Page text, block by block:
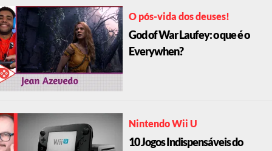
O pós-vida dos deuses!
God of War Laufey: o que é o
Everywhen?
Nintendo Wii U
10 Jogos Indispensáveis do